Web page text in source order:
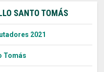
SANTO TOMÁS
2021
Tomás